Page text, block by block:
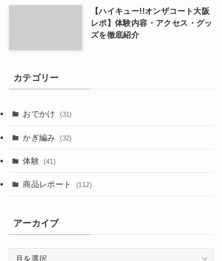
【ハイキュー!!オンザコート大阪
レポ】体験内容・アクセス・グッ
ズを徹底紹介
カテゴリー
おでかけ (31)
かぎ編み (32)
体験 (41)
商品レポート (112)
アーカイブ